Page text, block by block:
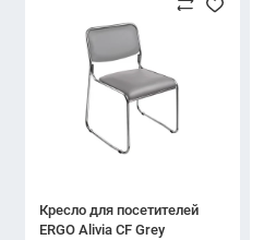
Кресло для посетителей
ERGO Alivia CF Grey